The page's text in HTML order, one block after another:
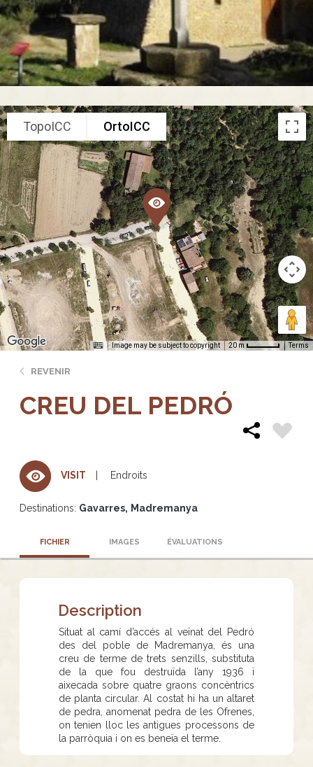
TopoICC OrtoICC
Image may be subject to copyright 20 m Terms
REVENIR
CREU DEL PEDRÓ
VISIT Endroits
Destinations: Gavarres Madremanya
FICHIER IMAGES ÉVALUATIONS
Description
Situat al camí d’accés al veïnat del Pedró
des del poble de Madremanya, és una
creu de terme de trets senzills, substituta
de la que fou destruïda l’any 1936 i
aixecada sobre quatre graons concèntrics
de planta circular. Al costat hi ha un altaret
de pedra, anomenat pedra de les Ofrenes,
on tenien lloc les antigues processons de
la parròquia i on es beneïa el terme.